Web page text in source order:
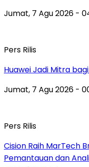
Jumat, 7 Agu 2026 -
Pers Rilis
Huawei Jadi Mitra
Jumat, 7 Agu 2026 -
Pers Rilis
Cision Raih MarTech
Pemantauan dan